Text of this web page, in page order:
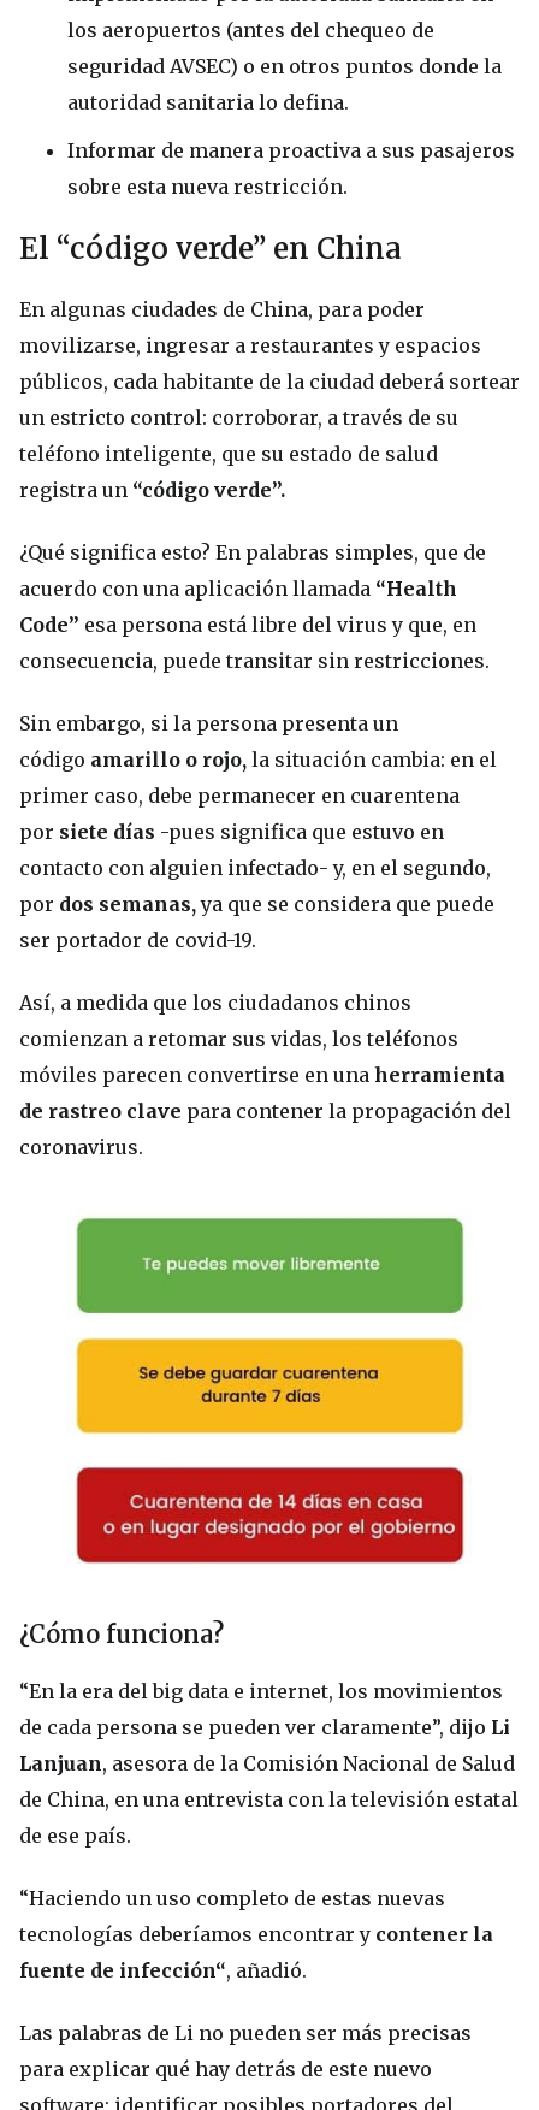
los aeropuertos (antes del chequeo de
seguridad AVSEC) o en otros puntos donde la
autoridad sanitaria lo defina.
Informar de manera proactiva a sus pasajeros
sobre esta nueva restricción.
El “código verde” en China
En algunas ciudades de China, para poder
movilizarse, ingresar a restaurantes y espacios
públicos, cada habitante de la ciudad deberá sortear
un estricto control: corroborar, a través de su
teléfono inteligente, que su estado de salud
registra un “código verde”.
¿Qué significa esto? En palabras simples, que de
acuerdo con una aplicación llamada “Health
Code” esa persona está libre del virus y que, en
consecuencia, puede transitar sin restricciones.
Sin embargo, si la persona presenta un
código amarillo o rojo, la situación cambia: en el
primer caso, debe permanecer en cuarentena
por siete días -pues significa que estuvo en
contacto con alguien infectado- y, en el segundo,
por dos semanas,ya que se considera que puede
ser portador de covid-19.
Así, a medida que los ciudadanos chinos
comienzan a retomar sus vidas, los teléfonos
móviles parecen convertirse en una herramienta
de rastreo clave para contener la propagación del
coronavirus.
¿Cómo funciona?
“En la era del big data e internet, los movimientos
de cada persona se pueden ver claramente”, dijo Li
Lanjuan, asesora de la Comisión Nacional de Salud
de China, en una entrevista con la televisión estatal
de ese país.
“Haciendo un uso completo de estas nuevas
tecnologías deberíamos encontrar y contener la
fuente de infección“, añadió.
Las palabras de Li no pueden ser más precisas
para explicar qué hay detrás de este nuevo